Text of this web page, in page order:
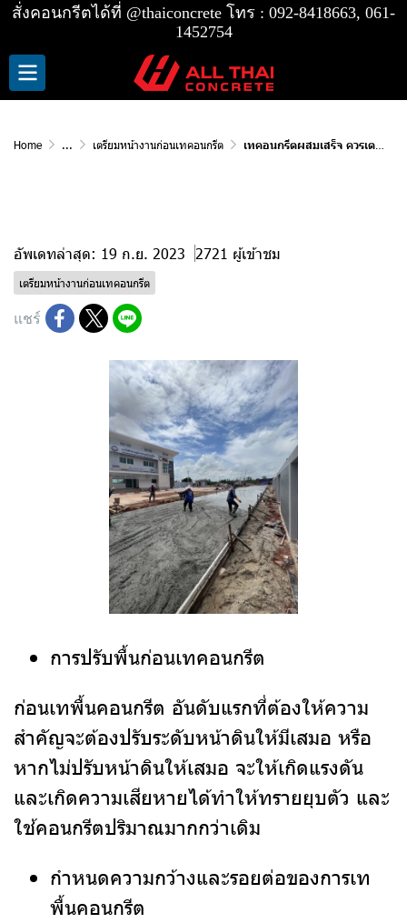
สั่งคอนกรีตได้ที่ @thaiconcrete โทร : 092-8418663, 061-
1452754
Home ... เตรียมหน้างานก่อนเทคอนกรีต เทคอนกรีตผสมเสร็จ ควรเตรียมหน้างานอย่างไรบ้าง
อัพเดทล่าสุด: 19 ก.ย. 2023 2721 ผู้เข้าชม
เตรียมหน้างานก่อนเทคอนกรีต
แชร์
การปรับพื้นก่อนเทคอนกรีต
ก่อนเทพื้นคอนกรีต อันดับแรกที่ต้องให้ความ
สำคัญจะต้องปรับระดับหน้าดินให้มีเสมอ หรือ
หากไม่ปรับหน้าดินให้เสมอ จะให้เกิดแรงดัน
และเกิดความเสียหายได้ทำให้ทรายยุบตัว และ
ใช้คอนกรีตปริมาณมากกว่าเดิม
กำหนดความกว้างและรอยต่อของการเท
พื้นคอนกรีต